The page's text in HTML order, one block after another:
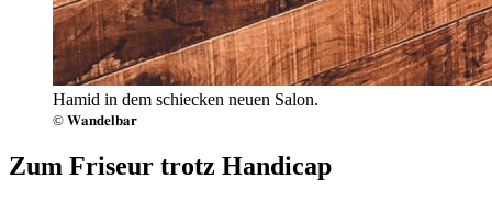
Hamid in dem schiecken neuen Salon.
© 𝐖𝐚𝐧𝐝𝐞𝐥𝐛𝐚𝐫
Zum Friseur trotz Handicap